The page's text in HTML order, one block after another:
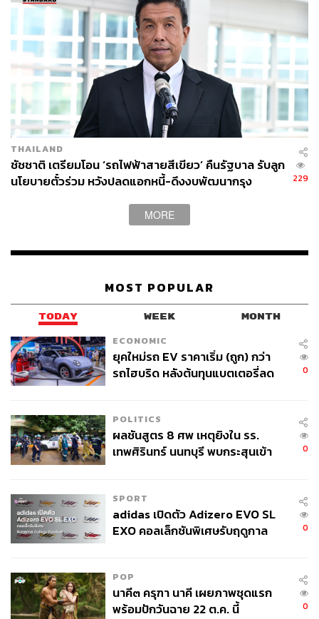
THAILAND
ชัชชาติ เตรียมโอน ‘รถไฟฟ้าสายสีเขียว’ คืนรัฐบาล รับลูก
นโยบายตั๋วร่วม หวังปลดแอกหนี้-ดึงงบพัฒนากรุง
229
MORE
MOST POPULAR
TODAY WEEK MONTH
ECONOMIC
ยุคใหม่รถ EV ราคาเริ่ม (ถูก) กว่า
รถไฮบริด หลังต้นทุนแบตเตอรี่ลด
0
POLITICS
ผลชันสูตร 8 ศพ เหตุยิงใน รร.
เทพศิรินทร์ นนทบุรี พบกระสุนเข้า
0
SPORT
adidas เปิดตัว Adizero EVO SL
EXO คอลเล็กชันพิเศษรับฤดูกาล
0
POP
นาคี๓ ครุฑา นาคี เผยภาพชุดแรก
พร้อมปักวันฉาย 22 ต.ค. นี้
0